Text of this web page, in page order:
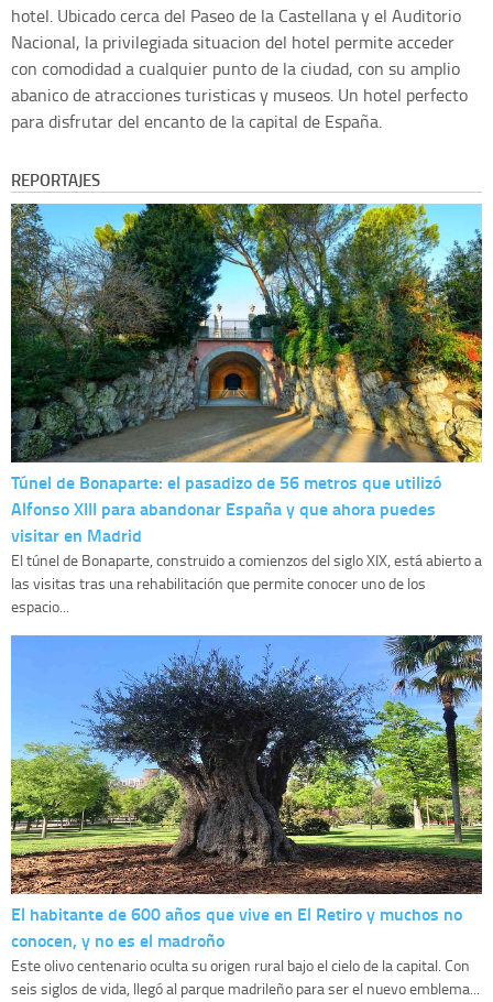
hotel. Ubicado cerca del Paseo de la Castellana y el Auditorio
Nacional, la privilegiada situacion del hotel permite acceder
con comodidad a cualquier punto de la ciudad, con su amplio
abanico de atracciones turisticas y museos. Un hotel perfecto
para disfrutar del encanto de la capital de España.
REPORTAJES
Túnel de Bonaparte: el pasadizo de 56 metros que utilizó
Alfonso XIII para abandonar España y que ahora puedes
visitar en Madrid
El túnel de Bonaparte, construido a comienzos del siglo XIX, está abierto a
las visitas tras una rehabilitación que permite conocer uno de los
espacio...
El habitante de 600 años que vive en El Retiro y muchos no
conocen, y no es el madroño
Este olivo centenario oculta su origen rural bajo el cielo de la capital. Con
seis siglos de vida, llegó al parque madrileño para ser el nuevo emblema...